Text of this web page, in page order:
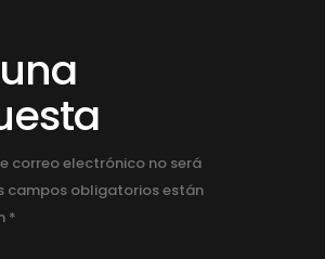
correo electrónico no será
campos obligatorios están
*